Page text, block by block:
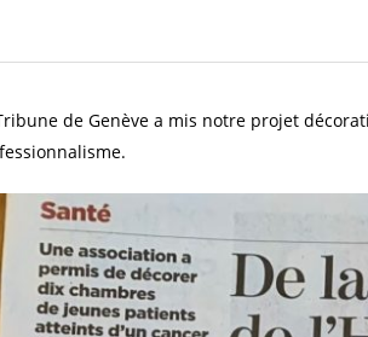
de Genève a mis notre projet